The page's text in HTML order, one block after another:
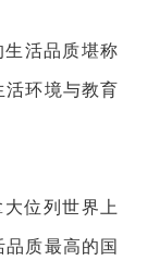
活品质堪称
环境与教育
位列世界上
质最高的国